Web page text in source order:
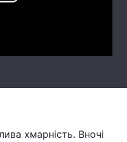
Вакансіїхмарність. Вночі